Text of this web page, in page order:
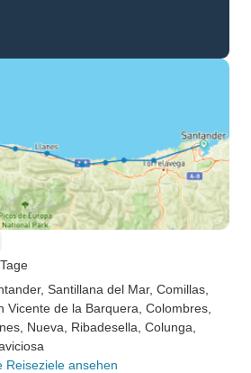
, Santillana del Mar, Comillas
Vicente de la Barquera , Colombres
, Nueva , Ribadesella , Colunga
Reiseziele ansehen